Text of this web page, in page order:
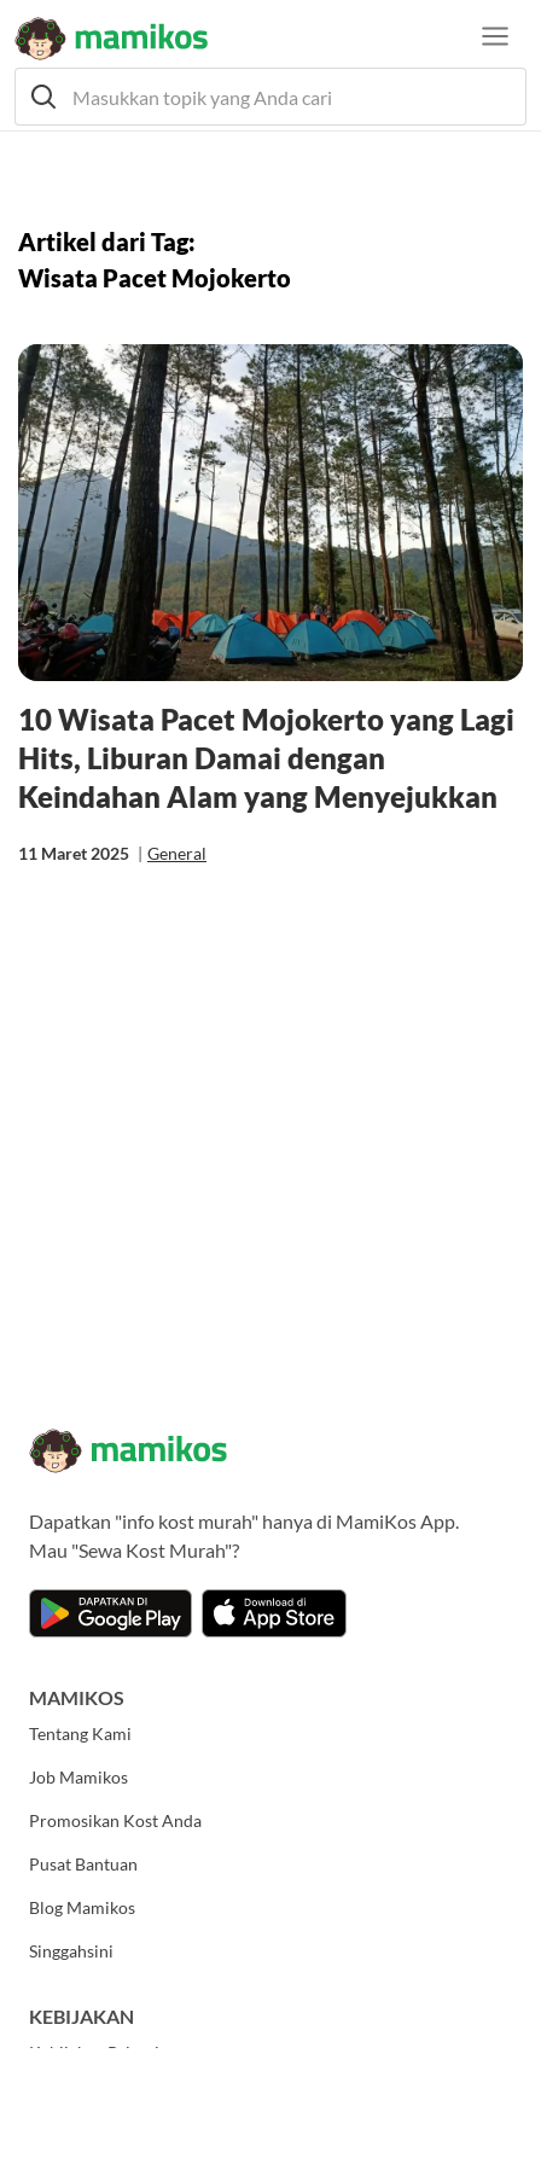
Artikel dari Tag:
Wisata Pacet Mojokerto
10 Wisata Pacet Mojokerto yang Lagi
Hits, Liburan Damai dengan
Keindahan Alam yang Menyejukkan
11 Maret 2025 | General
Dapatkan "info kost murah" hanya di MamiKos App.
Mau "Sewa Kost Murah"?
MAMIKOS
Tentang Kami
Job Mamikos
Promosikan Kost Anda
Pusat Bantuan
Blog Mamikos
Singgahsini
KEBIJAKAN
Kebijakan Privasi